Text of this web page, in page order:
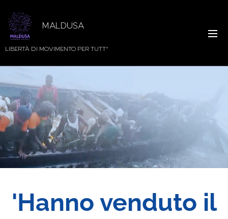
MALDUSA
LIBERTÀ DI MOVIMENTO PER TUTT*
'Hanno venduto il